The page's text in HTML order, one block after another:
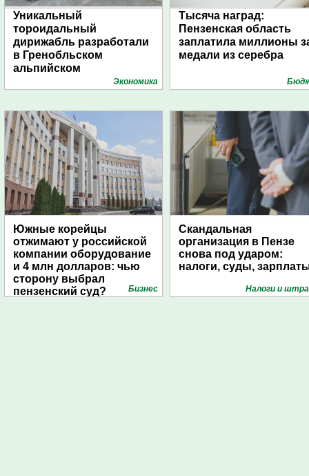
Уникальный
тороидальный
дирижабль разработали
в Гренобльском
альпийском
Экономика
Тысяча наград:
Пензенская область
заплатила миллионы
медали из серебра
Южные корейцы
отжимают у российской
компании оборудование
и 4 млн долларов: чью
сторону выбрал
пензенский суд?
Бизнес
Скандальная
организация в Пензе
снова под ударом:
налоги, суды,
Налоги и